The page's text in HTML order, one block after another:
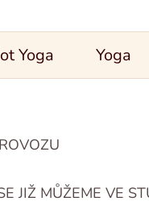
Yoga Yoga
JIŽ MŮŽEME VE